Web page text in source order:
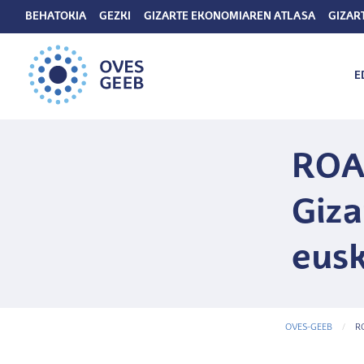
BEHATOKIA GEZKI GIZARTE EKONOMIAREN ATLASA
OVES-GEEB